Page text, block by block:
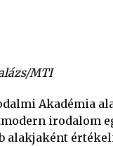
MTI
Akadémia
irodalom
alakjaként